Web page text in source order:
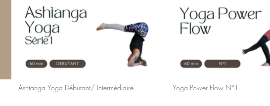
Ashtanga Yoga Débutant/ Intermédiaire Yoga Power Flow N°1